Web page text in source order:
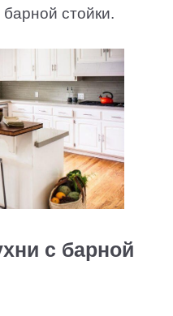
стойки.
с барной